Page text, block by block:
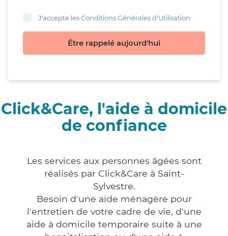
J'accepte lesConditions Générales d'Utilisation
Être rappelé aujourd'hui
Click&Care, l'aide à domicile
de confiance
Les services aux personnes âgées sont
réalisés par Click&Care à Saint-
Sylvestre.
Besoin d'une aide ménagère pour
l'entretien de votre cadre de vie, d'une
aide à domicile temporaire suite à une